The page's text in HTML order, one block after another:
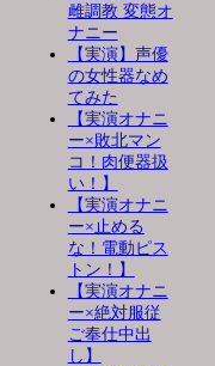
雌調教 変態オ
ナニー
【実演】声優
の女性器なめ
てみた
【実演オナニ
ー×敗北マン
コ！肉便器扱
い！】
【実演オナニ
ー×止める
な！電動ピス
トン！】
【実演オナニ
ー×絶対服従
ご奉仕中出
し】